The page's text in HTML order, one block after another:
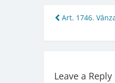
Post
Art. 1746.
Leave a Reply